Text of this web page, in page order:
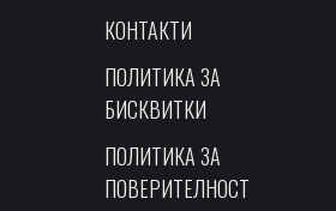
КОНТАКТИ
ПОЛИТИКА ЗА
БИСКВИТКИ
ПОЛИТИКА ЗА
ПОВЕРИТЕЛНОСТ